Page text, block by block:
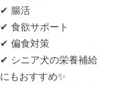
✔︎ 腸活
✔︎ 食欲サポート
✔︎ 偏食対策
✔︎ シニア犬の栄養補給
にもおすすめ✨